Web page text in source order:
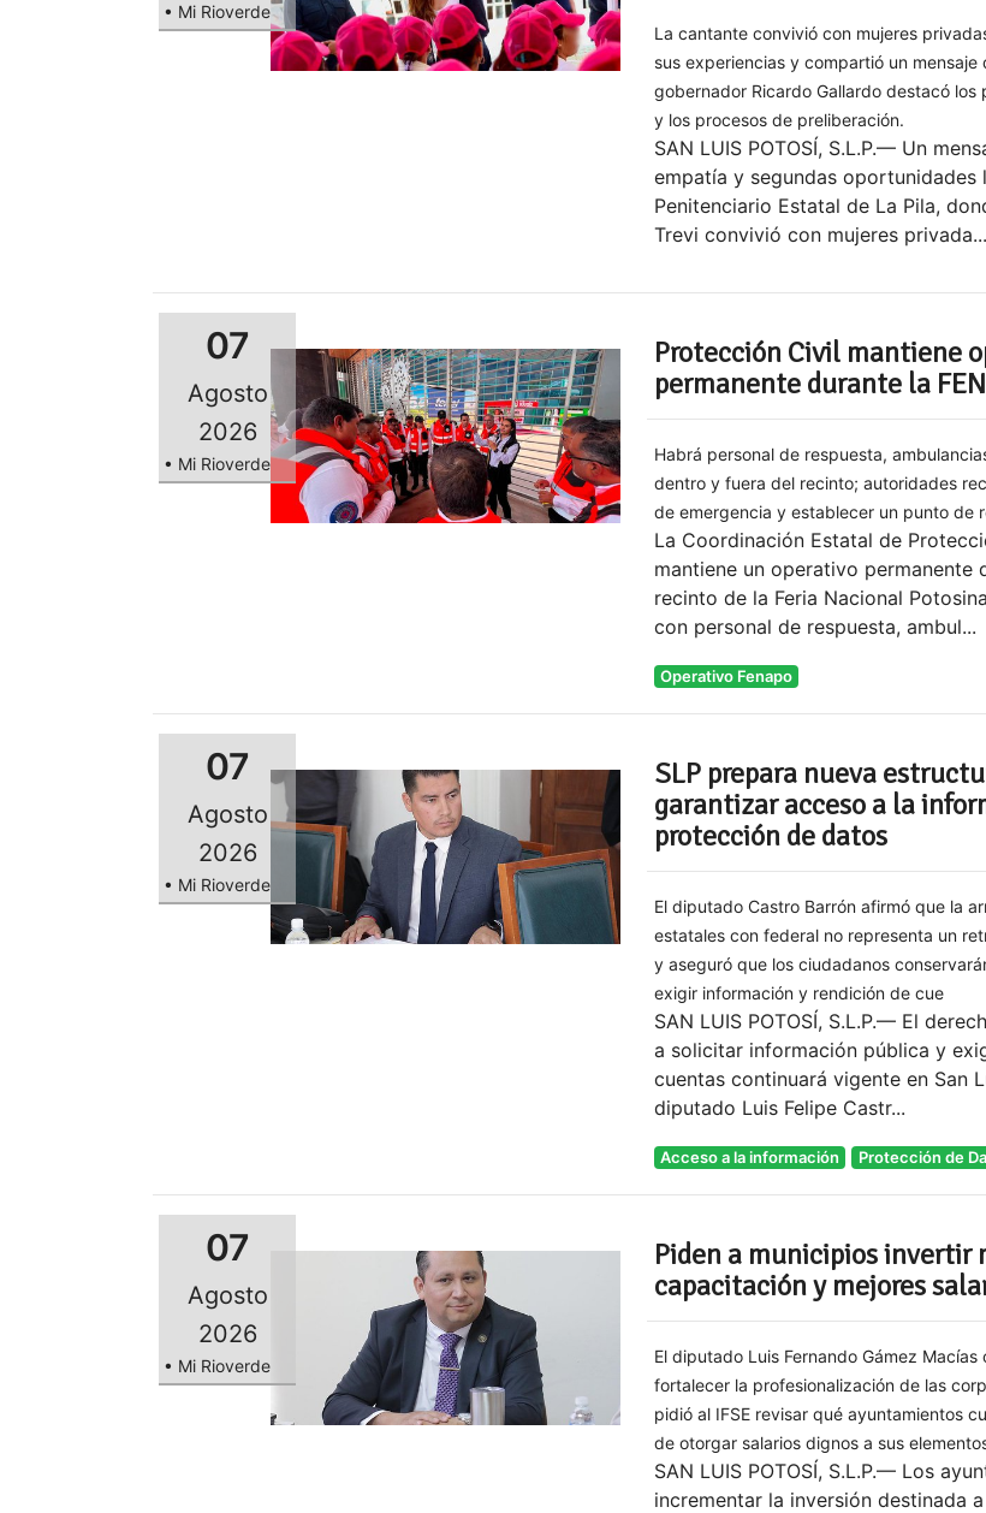
• Mi Rioverde
La cantante convivió con mujeres
sus experiencias y compartió un mensaje
gobernador Ricardo Gallardo destacó los
y los procesos de preliberación.
SAN LUIS POTOSÍ, S.L.P.— Un
empatía y segundas oportunidades
Penitenciario Estatal de La Pila,
Trevi convivió con mujeres privada...
07
Agosto
2026
• Mi Rioverde
Protección Civil mantiene
permanente durante la
Habrá personal de respuesta,
dentro y fuera del recinto; autoridades
de emergencia y establecer un punto de
La Coordinación Estatal de
mantiene un operativo permanente
recinto de la Feria Nacional
con personal de respuesta, ambul...
Operativo Fenapo
07
Agosto
2026
• Mi Rioverde
SLP prepara nueva
garantizar acceso a la
protección de datos
El diputado Castro Barrón afirmó que la
estatales con federal no representa un
y aseguró que los ciudadanos
exigir información y rendición de cue
SAN LUIS POTOSÍ, S.L.P.— El
a solicitar información pública y
cuentas continuará vigente en San
diputado Luis Felipe Castr...
Acceso a la información Protección de
07
Agosto
2026
• Mi Rioverde
Piden a municipios invertir
capacitación y mejores
El diputado Luis Fernando Gámez
fortalecer la profesionalización de las
pidió al IFSE revisar qué ayuntamientos
de otorgar salarios dignos a sus
SAN LUIS POTOSÍ, S.L.P.— Los
incrementar la inversión destinada